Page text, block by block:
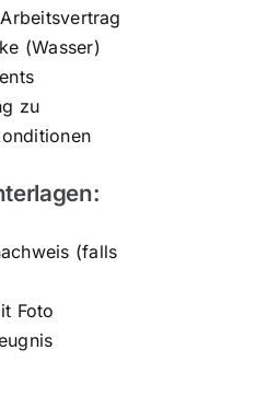
(Wasser)
zu
(falls
Foto